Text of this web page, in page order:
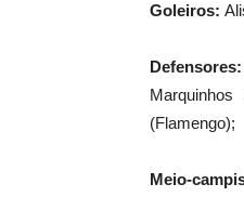
Goleiros:
Defensores:
(Flamengo);
Meio-